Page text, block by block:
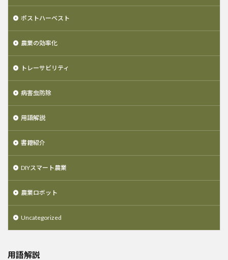
ポストハーベスト
農業の効率化
トレーサビリティ
病害虫防除
用語解説
書籍紹介
DIYスマート農業
農業ロボット
Uncategorized
用語解説